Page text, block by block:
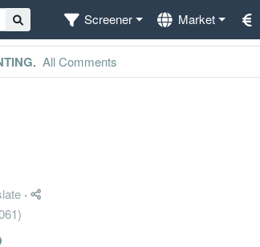
Screener Market
. All Comments
·